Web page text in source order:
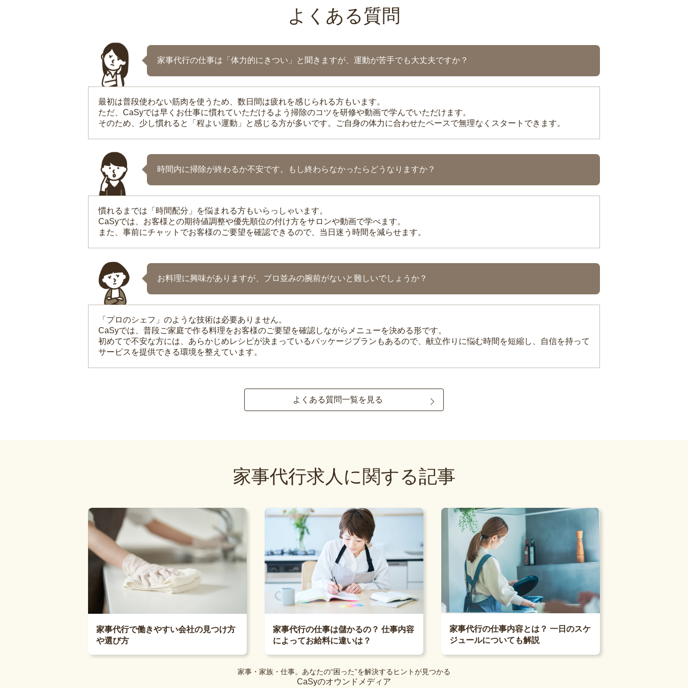
よくある質問
家事代行の仕事は「体力的にきつい」と聞きますが、運動が苦手でも大丈夫ですか？
最初は普段使わない筋肉を使うため、数日間は疲れを感じられる方もいます。
ただ、CaSyでは早くお仕事に慣れていただけるよう掃除のコツを研修や動画で学んでいただけます。
そのため、少し慣れると「程よい運動」と感じる方が多いです。ご自身の体力に合わせたペースで無理なくスタートできます。
時間内に掃除が終わるか不安です。もし終わらなかったらどうなりますか？
慣れるまでは「時間配分」を悩まれる方もいらっしゃいます。
CaSyでは、お客様との期待値調整や優先順位の付け方をサロンや動画で学べます。
また、事前にチャットでお客様のご要望を確認できるので、当日迷う時間を減らせます。
お料理に興味がありますが、プロ並みの腕前がないと難しいでしょうか？
「プロのシェフ」のような技術は必要ありません。
CaSyでは、普段ご家庭で作る料理をお客様のご要望を確認しながらメニューを決める形です。
初めてで不安な方には、あらかじめレシピが決まっているパッケージプランもあるので、献立作りに悩む時間を短縮し、自信を持って
サービスを提供できる環境を整えています。
よくある質問一覧を見る
家事代行求人に関する記事
家事代行で働きやすい会社の見つけ方
や選び方
家事代行の仕事は儲かるの？ 仕事内容
によってお給料に違いは？
家事代行の仕事内容とは？ 一日のスケ
ジュールについても解説
家事・家族・仕事。あなたの“困った”を解決するヒントが見つかる
CaSyのオウンドメディア